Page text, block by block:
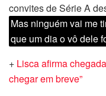
convites de Série A
Mas ninguém vai me
que um dia o vô dele
+ Lisca afirma
chegar em breve”